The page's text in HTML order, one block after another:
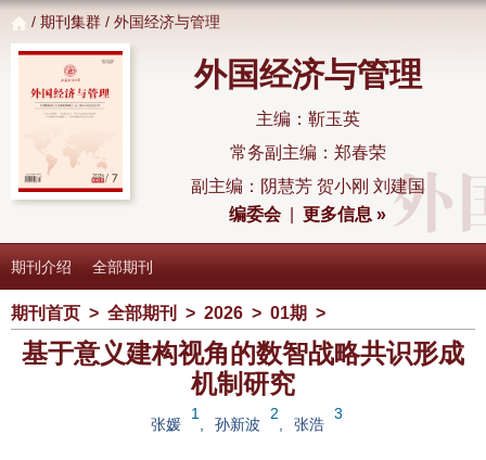
/ 期刊集群 / 外国经济与管理
外国经济与管理
主编：靳玉英
常务副主编：郑春荣
副主编：阴慧芳 贺小刚 刘建国
编委会|更多信息 »
期刊介绍 全部期刊
期刊首页 > 全部期刊 > 2026 > 01期 >
基于意义建构视角的数智战略共识形成
机制研究
张媛
1
, 孙新波
2
张浩
3